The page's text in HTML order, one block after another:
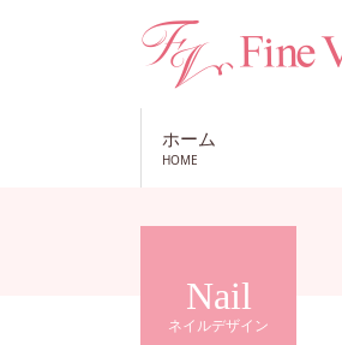
ホーム
HOME
Nail
ネイルデザイン